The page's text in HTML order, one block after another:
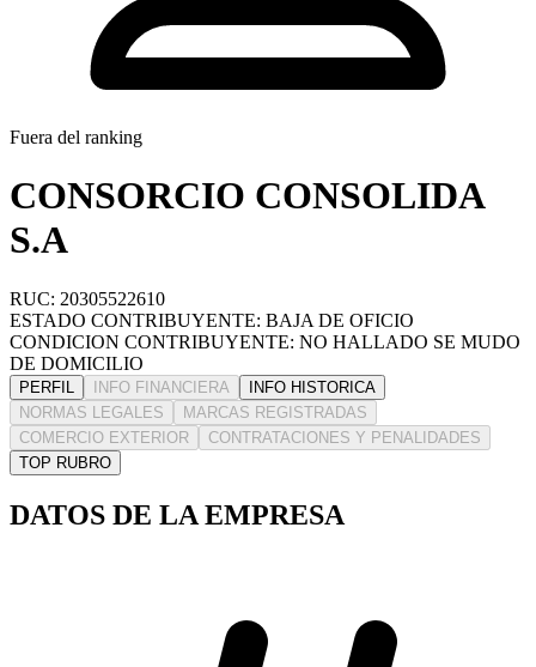
Fuera del ranking
CONSORCIO CONSOLIDA
S.A
RUC: 20305522610
ESTADO CONTRIBUYENTE: BAJA DE OFICIO
CONDICION CONTRIBUYENTE: NO HALLADO SE MUDO
DE DOMICILIO
PERFIL INFO FINANCIERA
INFO HISTORICA
NORMAS LEGALES
MARCAS REGISTRADAS
COMERCIO EXTERIOR
CONTRATACIONES Y PENALIDADES
TOP RUBRO
DATOS DE LA EMPRESA